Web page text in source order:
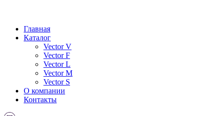
Главная
Каталог
Vector V
Vector F
Vector L
Vector M
Vector S
О компании
Контакты